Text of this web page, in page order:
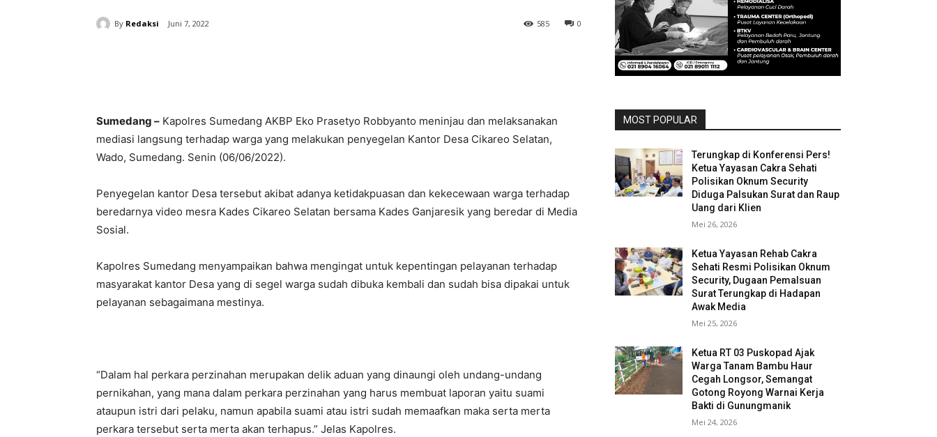
By Redaksi Juni 7, 2022 0
585
Sumedang – Kapolres Sumedang AKBP Eko Prasetyo Robbyanto meninjau dan melaksanakan
mediasi langsung terhadap warga yang melakukan penyegelan Kantor Desa Cikareo Selatan,
Wado, Sumedang. Senin (06/06/2022).
Penyegelan kantor Desa tersebut akibat adanya ketidakpuasan dan kekecewaan warga terhadap
beredarnya video mesra Kades Cikareo Selatan bersama Kades Ganjaresik yang beredar di Media
Sosial.
Kapolres Sumedang menyampaikan bahwa mengingat untuk kepentingan pelayanan terhadap
masyarakat kantor Desa yang di segel warga sudah dibuka kembali dan sudah bisa dipakai untuk
pelayanan sebagaimana mestinya.
“Dalam hal perkara perzinahan merupakan delik aduan yang dinaungi oleh undang-undang
pernikahan, yang mana dalam perkara perzinahan yang harus membuat laporan yaitu suami
ataupun istri dari pelaku, namun apabila suami atau istri sudah memaafkan maka serta merta
perkara tersebut serta merta akan terhapus.” Jelas Kapolres.
MOST POPULAR
Terungkap di Konferensi Pers!
Ketua Yayasan Cakra Sehati
Polisikan Oknum Security
Diduga Palsukan Surat dan Raup
Uang dari Klien
Mei 26, 2026
Ketua Yayasan Rehab Cakra
Sehati Resmi Polisikan Oknum
Security, Dugaan Pemalsuan
Surat Terungkap di Hadapan
Awak Media
Mei 25, 2026
Ketua RT 03 Puskopad Ajak
Warga Tanam Bambu Haur
Cegah Longsor, Semangat
Gotong Royong Warnai Kerja
Bakti di Gunungmanik
Mei 24, 2026